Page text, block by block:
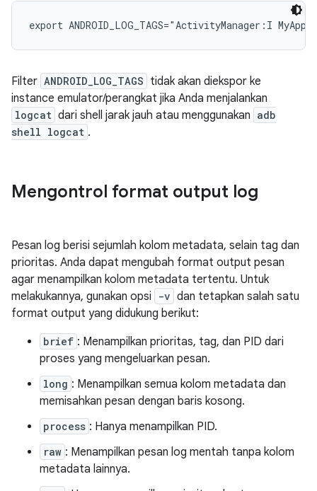
Filter ANDROID_LOG_TAGS tidak akan diekspor ke
instance emulator/perangkat jika Anda menjalankan
logcat dari shell jarak jauh atau menggunakan adb
shell logcat .
Mengontrol format output log
Pesan log berisi sejumlah kolom metadata, selain tag dan
prioritas. Anda dapat mengubah format output pesan
agar menampilkan kolom metadata tertentu. Untuk
melakukannya, gunakan opsi
-v dan tetapkan salah satu
format output yang didukung berikut:
brief : Menampilkan prioritas, tag, dan PID dari
proses yang mengeluarkan pesan.
long : Menampilkan semua kolom metadata dan
memisahkan pesan dengan baris kosong.
process : Hanya menampilkan PID.
raw : Menampilkan pesan log mentah tanpa kolom
metadata lainnya.